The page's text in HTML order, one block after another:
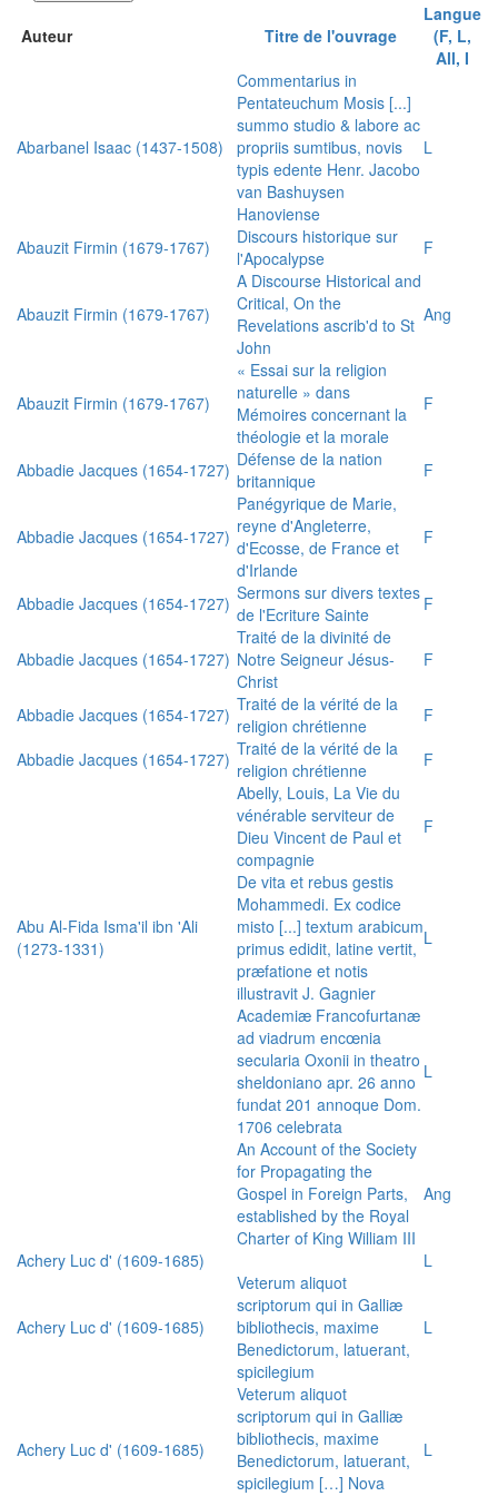
Auteur Titre de l'ouvrage
Langue
(F, L,
All, I
Abarbanel Isaac (1437-1508)
Commentarius in
Pentateuchum Mosis [...]
summo studio & labore ac
propriis sumtibus, novis
typis edente Henr. Jacobo
van Bashuysen
Hanoviense
L
Abauzit Firmin (1679-1767)
Discours historique sur
l'Apocalypse
F
Abauzit Firmin (1679-1767)
A Discourse Historical and
Critical, On the
Revelations ascrib'd to St
John
Ang
Abauzit Firmin (1679-1767)
« Essai sur la religion
naturelle » dans
Mémoires concernant la
théologie et la morale
F
Abbadie Jacques (1654-1727) Défense de la nation
britannique
F
Abbadie Jacques (1654-1727)
Panégyrique de Marie,
reyne d'Angleterre,
d'Ecosse, de France et
d'Irlande
F
Abbadie Jacques (1654-1727) Sermons sur divers textes
de l'Ecriture Sainte
F
Abbadie Jacques (1654-1727)
Traité de la divinité de
Notre Seigneur Jésus-
Christ
F
Abbadie Jacques (1654-1727) Traité de la vérité de la
religion chrétienne
F
Abbadie Jacques (1654-1727) Traité de la vérité de la
religion chrétienne
F
Abelly, Louis, La Vie du
vénérable serviteur de
Dieu Vincent de Paul et
compagnie
F
Abu Al-Fida Isma'il ibn 'Ali
(1273-1331)
De vita et rebus gestis
Mohammedi. Ex codice
misto [...] textum arabicum
primus edidit, latine vertit,
præfatione et notis
illustravit J. Gagnier
L
Academiæ Francofurtanæ
ad viadrum encœnia
secularia Oxonii in theatro
sheldoniano apr. 26 anno
fundat 201 annoque Dom.
1706 celebrata
L
An Account of the Society
for Propagating the
Gospel in Foreign Parts,
established by the Royal
Charter of King William III
Ang
Achery Luc d' (1609-1685) L
Achery Luc d' (1609-1685)
Veterum aliquot
scriptorum qui in Galliæ
bibliothecis, maxime
Benedictorum, latuerant,
spicilegium
L
Achery Luc d' (1609-1685)
Veterum aliquot
scriptorum qui in Galliæ
bibliothecis, maxime
Benedictorum, latuerant,
spicilegium […] Nova
L